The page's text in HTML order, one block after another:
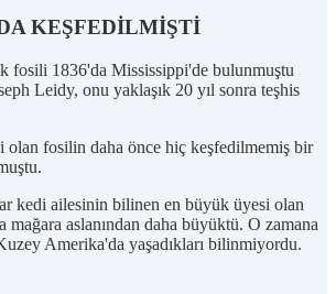
KEŞFEDİLMİŞTİ
fosili 1836'da Mississippi'de bulunmuştu
Leidy, onu yaklaşık 20 yıl sonra teşhis
olan fosilin daha önce hiç keşfedilmemiş bir
kedi ailesinin bilinen en büyük üyesi olan
aslanından daha büyüktü. O zamana
Amerika'da yaşadıkları bilinmiyordu.